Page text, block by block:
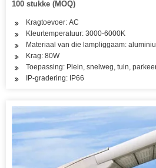
100 stukke (MOQ)
Kragtoevoer: AC
Kleurtemperatuur: 3000-6000K
Materiaal van die lampliggaam:
Krag: 80W
Toepassing: Plein, snelweg, tuin,
IP-gradering: IP66